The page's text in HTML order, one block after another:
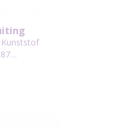
Kleur
Kunststof